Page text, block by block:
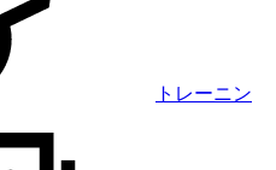
トレーニン